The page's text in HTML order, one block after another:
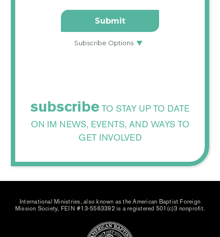
subscribe TO STAY UP TO DATE
ON IM NEWS, EVENTS, AND WAYS TO
GET INVOLVED
International Ministries, also known as the American Baptist Foreign
Mission Society, FEIN #13-5563392 is a registered 501(c)3 nonprofit.